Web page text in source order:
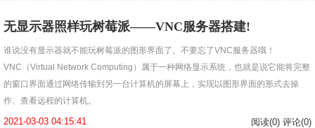
无显示器照样玩树莓派——VNC服务器搭建!
谁说没有显示器就不能玩树莓派的图形界面了。不要忘了VNC服务器哦！
VNC（Virtual Network Computing）属于一种网络显示系统，也就是说它能将完整
的窗口界面通过网络传输到另一台计算机的屏幕上，实现以图形界面的形式去操
作、查看远程的计算机。
2021-03-03 04:15:41 阅读(0) 评论(0)